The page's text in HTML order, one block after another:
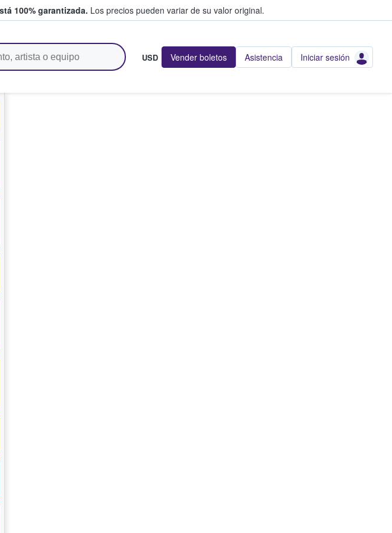
100% garantizada. Los precios pueden variar de su valor original.
USD Vender boletos Asistencia Iniciar sesión